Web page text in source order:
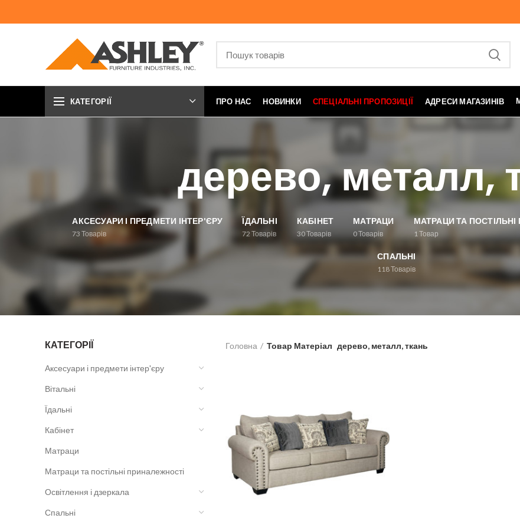
КАТЕГОРІЇ ПРО НАС НОВИНКИ СПЕЦІАЛЬНІ ПРОПОЗИЦІЇ АДРЕСИ МАГАЗИНІВ
дерево, металл,
АКСЕСУАРИ І ПРЕДМЕТИ ІНТЕР'ЄРУ
73 Товарів
ЇДАЛЬНІ
72 Товарів
КАБІНЕТ
30Товарів
МАТРАЦИ
0Товарів
МАТРАЦИ ТА
1Товар
СПАЛЬНІ
118Товарів
КАТЕГОРІЇ
Аксесуари і предмети інтер'єру
Вітальні
Їдальні
Кабінет
Матраци
Матраци та постільні приналежності
Освітлення і дзеркала
Спальні
Головна Товар Матеріал дерево, металл, ткань